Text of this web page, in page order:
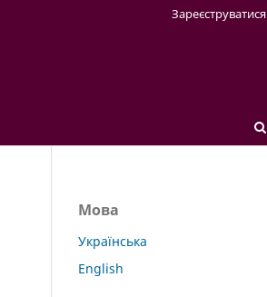
Зареєструватися
Мова
Українська
English